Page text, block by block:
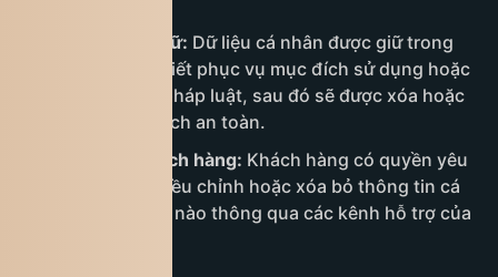
Thời gian lưu trữ: Dữ liệu cá nhân được giữ trong
thời gian cần thiết phục vụ mục đích sử dụng hoặc
theo quy định pháp luật, sau đó sẽ được xóa hoặc
ẩn danh một cách an toàn.
Quyền của khách hàng: Khách hàng có quyền yêu
cầu truy cập, điều chỉnh hoặc xóa bỏ thông tin cá
nhân bất cứ lúc nào thông qua các kênh hỗ trợ của